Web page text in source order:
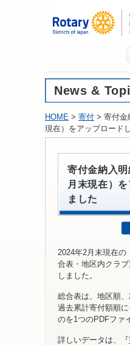
News &
HOME > 寄付 > 寄付金
現在）をアップロード
寄付金納入
月末現在）
ました
2024年2月末現在
合表・地区内クラ
しました。
総合表は、地区順、
過去累計寄付額順
のを1つのPDFファ
詳しいデータは、『